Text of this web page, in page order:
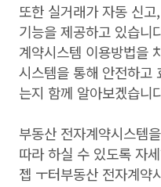
또한 실거래가 자동 신
기능을 제공하고 있습니
계약시스템 이용방법을
시스템을 통해 안전하고
는지 함께 알아보겠습니
부동산 전자계약시스템
따라 하실 수 있도록 자
젭 ㅜ터부동산 전자계약